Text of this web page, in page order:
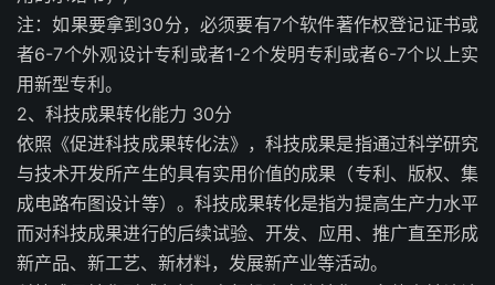
注：如果要拿到30分，必须要有7个软件著作权登记证书或
者6-7个外观设计专利或者1-2个发明专利或者6-7个以上实
用新型专利。
2、科技成果转化能力 30分
依照《促进科技成果转化法》，科技成果是指通过科学研究
与技术开发所产生的具有实用价值的成果（专利、版权、集
成电路布图设计等）。科技成果转化是指为提高生产力水平
而对科技成果进行的后续试验、开发、应用、推广直至形成
新产品、新工艺、新材料，发展新产业等活动。